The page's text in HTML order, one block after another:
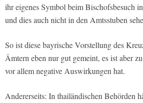
ihr eigenes Symbol beim Bischofsbesuch
und dies auch nicht in den Amtsstuben
So ist diese bayrische Vorstellung des
Ämtern eben nur gut gemeint, es ist aber
vor allem negative Auswirkungen hat.
Andererseits: In thailändischen Behörden